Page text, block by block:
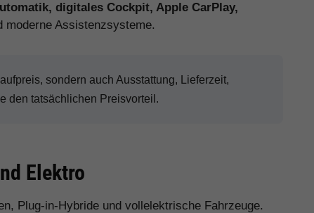
digitales Cockpit, Apple CarPlay,
moderne Assistenzsysteme.
sondern auch Ausstattung, Lieferzeit,
den tatsächlichen Preisvorteil.
Elektro
Plug-in-Hybride und vollelektrische Fahrzeuge.